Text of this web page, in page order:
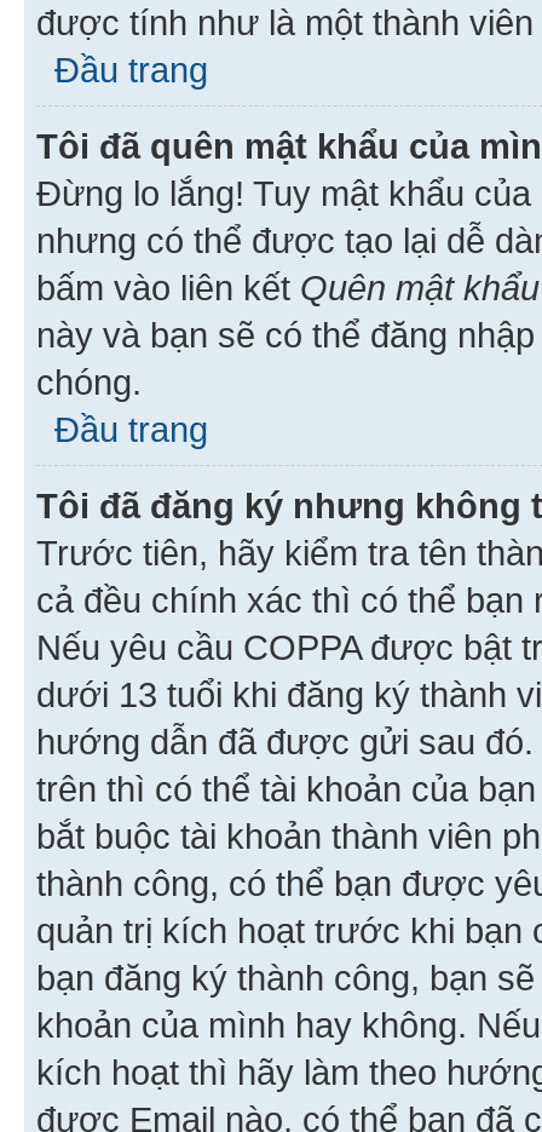
được tính như là một thành viên
Đầu trang
Tôi đã quên mật khẩu của
Đừng lo lắng! Tuy mật khẩu
nhưng có thể được tạo lại dễ
bấm vào liên kết Quên mật khẩu
này và bạn sẽ có thể đăng
chóng.
Đầu trang
Tôi đã đăng ký nhưng không
Trước tiên, hãy kiểm tra tên
cả đều chính xác thì có thể
Nếu yêu cầu COPPA được bật
dưới 13 tuổi khi đăng ký thành
hướng dẫn đã được gửi sau
trên thì có thể tài khoản của
bắt buộc tài khoản thành viên
thành công, có thể bạn được
quản trị kích hoạt trước khi bạn
bạn đăng ký thành công, bạn
khoản của mình hay không.
kích hoạt thì hãy làm theo
được Email nào, có thể bạn đã